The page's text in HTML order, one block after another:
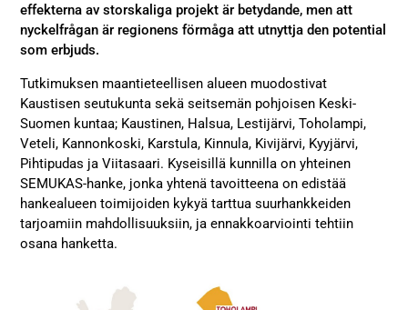
effekterna av storskaliga projekt är betydande, men att
nyckelfrågan är regionens förmåga att utnyttja den potential
som erbjuds.
Tutkimuksen maantieteellisen alueen muodostivat
Kaustisen seutukunta sekä seitsemän pohjoisen Keski-
Suomen kuntaa; Kaustinen, Halsua, Lestijärvi, Toholampi,
Veteli, Kannonkoski, Karstula, Kinnula, Kivijärvi, Kyyjärvi,
Pihtipudas ja Viitasaari. Kyseisillä kunnilla on yhteinen
SEMUKAS-hanke, jonka yhtenä tavoitteena on edistää
hankealueen toimijoiden kykyä tarttua suurhankkeiden
tarjoamiin mahdollisuuksiin, ja ennakkoarviointi tehtiin
osana hanketta.